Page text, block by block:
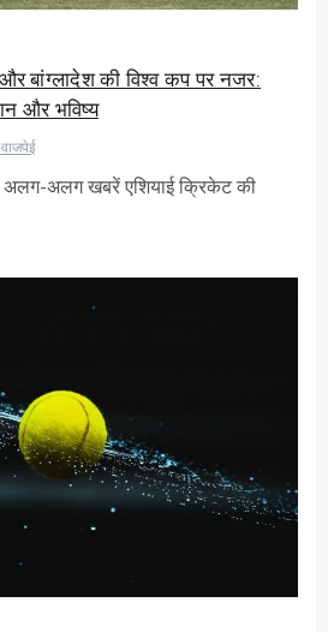
बांग्लादेश की विश्व कप पर नजर:
और भविष्य
अलग खबरें एशियाई क्रिकेट की